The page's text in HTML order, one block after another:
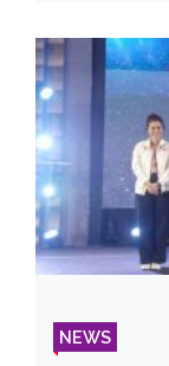
NEWS